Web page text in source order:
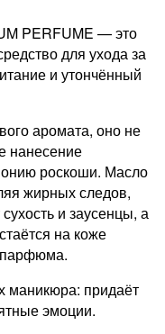
PERFUME — это
для ухода за
и утончённый
аромата, оно не
нанесение
роскоши. Масло
жирных следов,
и заусенцы, а
на коже
парфюма.
маникюра: придаёт
эмоции.